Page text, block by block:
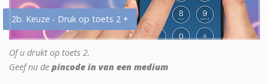
2b. Keuze - Druk op toets 2 +
Of u drukt op toets 2.
Geef nu de pincode in van een medium